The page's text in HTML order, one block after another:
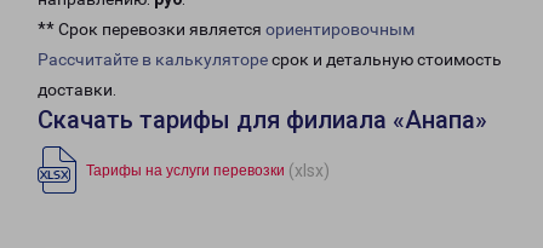
** Срок перевозки является ориентировочным
Рассчитайте в калькуляторесрок и детальную стоимость
доставки.
Скачать тарифы для филиала «Анапа»
Тарифы на услуги перевозки (xlsx)